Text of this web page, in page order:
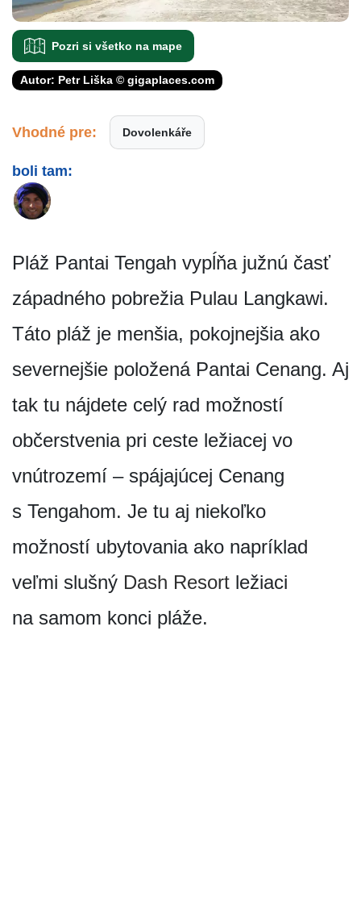
Pozri si všetko na mape
Autor: Petr Liška © gigaplaces.com
Vhodné pre: Dovolenkáře
boli tam:
Pláž Pantai Tengah vypĺňa južnú časť
západného pobrežia Pulau Langkawi.
Táto pláž je menšia, pokojnejšia ako
severnejšie položená Pantai Cenang. Aj
tak tu nájdete celý rad možností
občerstvenia pri ceste ležiacej vo
vnútrozemí – spájajúcej Cenang
s Tengahom. Je tu aj niekoľko
možností ubytovania ako napríklad
veľmi slušný Dash Resort ležiaci
na samom konci pláže.